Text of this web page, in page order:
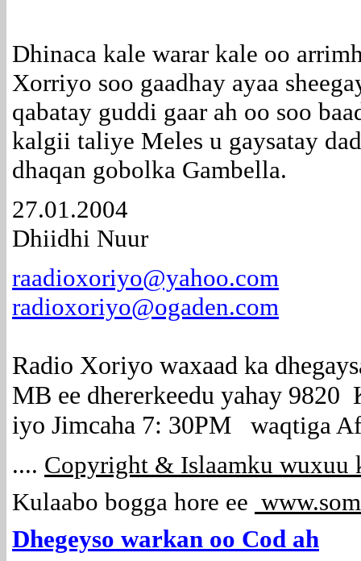
Dhinaca kale warar kale oo
Xorriyo soo gaadhay ayaa
qabatay guddi gaar ah oo soo
kalgii taliye Meles u gaysatay
dhaqan gobolka Gambella.
27.01.2004
Dhiidhi Nuur
raadioxoriyo@yahoo.com
radioxoriyo@ogaden.com
Radio Xoriyo waxaad ka
MB ee dhererkeedu yahay 9820
iyo Jimcaha 7: 30PM
waqtiga
.... Copyright & Islaamku wuxuu
Kulaabo bogga hore ee
Dhegeyso warkan oo Cod ah